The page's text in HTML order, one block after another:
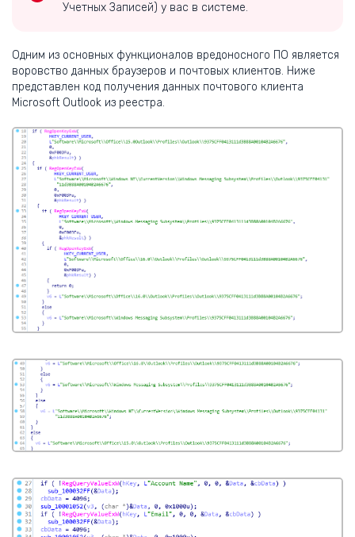
Учетных Записей) у вас в системе.
Одним из основных функционалов вредоносного ПО является
воровство данных браузеров и почтовых клиентов. Ниже
представлен код получения данных почтового клиента
Microsoft Outlook из реестра.